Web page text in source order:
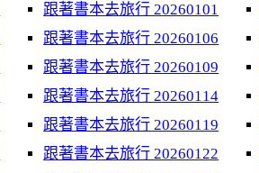
跟著書本去旅行 20260101
跟著書本去旅行 20260106
跟著書本去旅行 20260109
跟著書本去旅行 20260114
跟著書本去旅行 20260119
跟著書本去旅行 20260122